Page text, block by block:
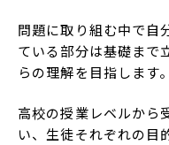
問題に取り組む中で自
ている部分は基礎まで
らの理解を目指します。
高校の授業レベルから
い、生徒それぞれの目